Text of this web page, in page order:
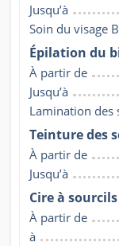
Jusqu’à
Soin du visage
Épilation du
À partir de
Jusqu’à
Lamination des
Teinture des
À partir de
Jusqu’à
Cire à
À partir de
à